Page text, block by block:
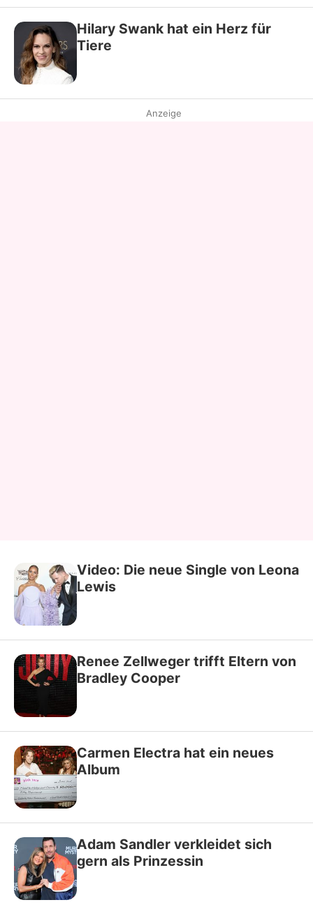
Hilary Swank hat ein Herz für
Tiere
Anzeige
Video: Die neue Single von Leona
Lewis
Renee Zellweger trifft Eltern von
Bradley Cooper
Carmen Electra hat ein neues
Album
Adam Sandler verkleidet sich
gern als Prinzessin